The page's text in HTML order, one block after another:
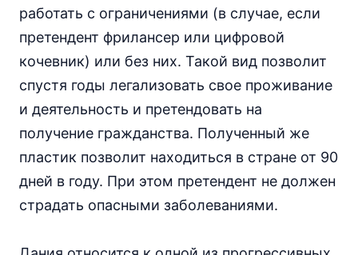
работать с ограничениями (в случае, если
претендент фрилансер или цифровой
кочевник) или без них. Такой вид позволит
спустя годы легализовать свое проживание
и деятельность и претендовать на
получение гражданства. Полученный же
пластик позволит находиться в стране от 90
дней в году. При этом претендент не должен
страдать опасными заболеваниями.